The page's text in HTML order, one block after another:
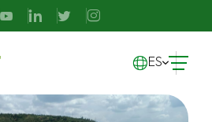
ES